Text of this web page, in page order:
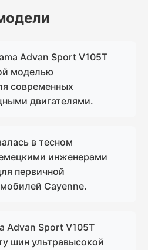
Advan Sport V105T
моделью
современных
двигателями.
в тесном
инженерами
первичной
Cayenne.
Advan Sport V105T
шин ультравысокой